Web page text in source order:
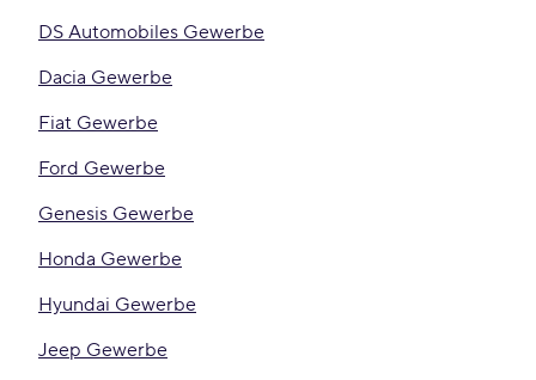
DS Automobiles Gewerbe
Dacia Gewerbe
Fiat Gewerbe
Ford Gewerbe
Genesis Gewerbe
Honda Gewerbe
Hyundai Gewerbe
Jeep Gewerbe